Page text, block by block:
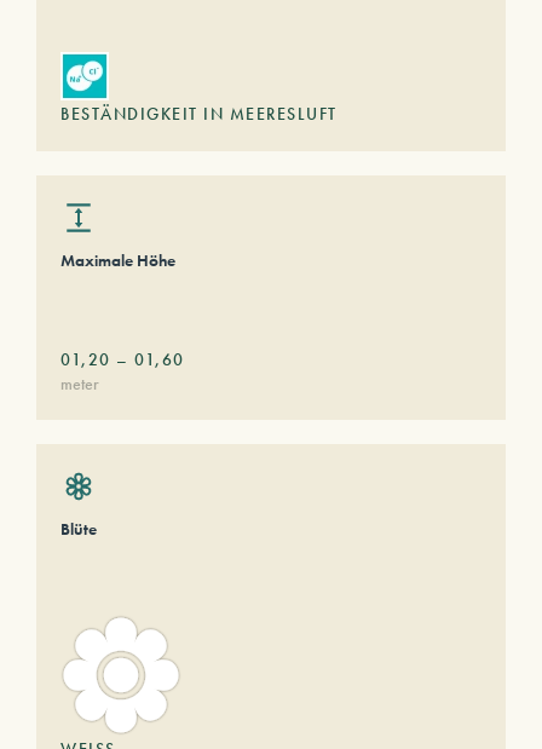
BESTÄNDIGKEIT IN MEERESLUFT
Maximale Höhe
01,20 – 01,60
meter
Blüte